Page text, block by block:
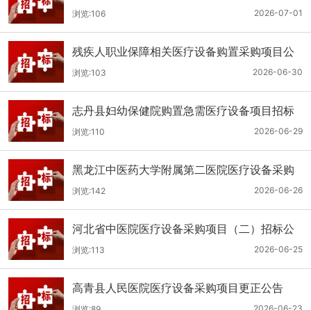
（二次）公开招标公告
2026-07-01
浏览:106
残疾人职业保障相关医疗设备购置采购项目公
开招标招标公告
2026-06-30
浏览:103
志丹县妇幼保健院购置急需医疗设备项目招标
公告
2026-06-29
浏览:110
黑龙江中医药大学附属第二医院医疗设备采购
(二次)招标公告
2026-06-26
浏览:142
河北省中医院医疗设备采购项目（二）招标公
告
2026-06-25
浏览:113
高青县人民医院医疗设备采购项目更正公告